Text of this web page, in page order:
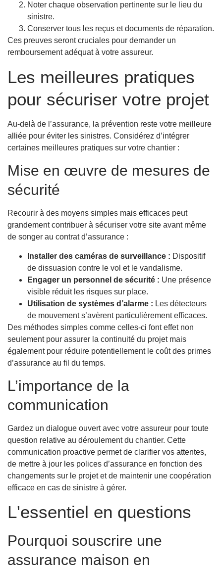
Noter chaque observation pertinente sur le lieu du
sinistre.
Conserver tous les reçus et documents de réparation.
Ces preuves seront cruciales pour demander un
remboursement adéquat à votre assureur.
Les meilleures pratiques
pour sécuriser votre projet
Au-delà de l’assurance, la prévention reste votre meilleure
alliée pour éviter les sinistres. Considérez d’intégrer
certaines meilleures pratiques sur votre chantier :
Mise en œuvre de mesures de
sécurité
Recourir à des moyens simples mais efficaces peut
grandement contribuer à sécuriser votre site avant même
de songer au contrat d’assurance :
Installer des caméras de surveillance : Dispositif
de dissuasion contre le vol et le vandalisme.
Engager un personnel de sécurité : Une présence
visible réduit les risques sur place.
Utilisation de systèmes d’alarme : Les détecteurs
de mouvement s’avèrent particulièrement efficaces.
Des méthodes simples comme celles-ci font effet non
seulement pour assurer la continuité du projet mais
également pour réduire potentiellement le coût des primes
d’assurance au fil du temps.
L’importance de la
communication
Gardez un dialogue ouvert avec votre assureur pour toute
question relative au déroulement du chantier. Cette
communication proactive permet de clarifier vos attentes,
de mettre à jour les polices d’assurance en fonction des
changements sur le projet et de maintenir une coopération
efficace en cas de sinistre à gérer.
L'essentiel en questions
Pourquoi souscrire une
assurance maison en